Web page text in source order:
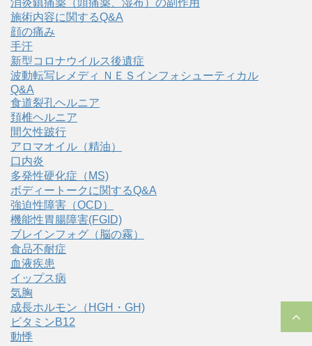
消炎鎮痛薬（頭痛薬、湿布）の副作用
施術内容に関するQ&A
顔の痛み
手汗
新型コロナウイルス後遺症
波動転写レメディ ＮＥＳインフォシューティカル
Q&A
食道裂孔ヘルニア
頚椎ヘルニア
間欠性跛行
アロマオイル（精油）
口内炎
多発性硬化症（MS)
ボディートークに関するQ&A
強迫性障害（OCD）
機能性胃腸障害(FGID)
ブレインフォグ（脳の霧）
食品不耐症
血液疾患
イップス病
気胸
成長ホルモン（HGH・GH)
ビタミンB12
動悸